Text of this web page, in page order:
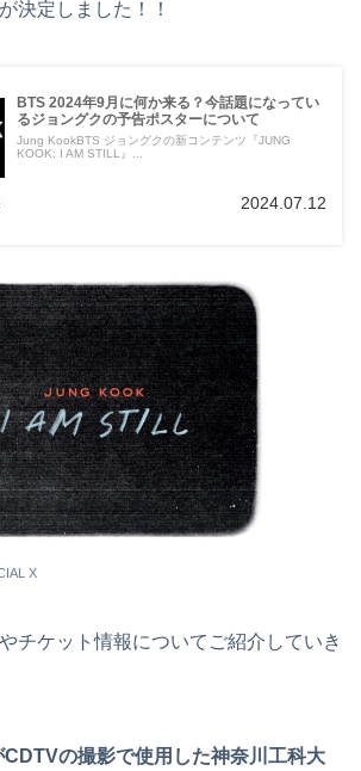
決定しました！！
BTS 2024年9月に何か来る？今話題になってい
るジョングクの予告ポスターについて
Jung KookBTS ジョングクの新コンテンツ『JUNG
KOOK: I AM STILL』...
2024.07.12
X
チケット情報についてご紹介していき
の撮影で使用した神奈川工科大